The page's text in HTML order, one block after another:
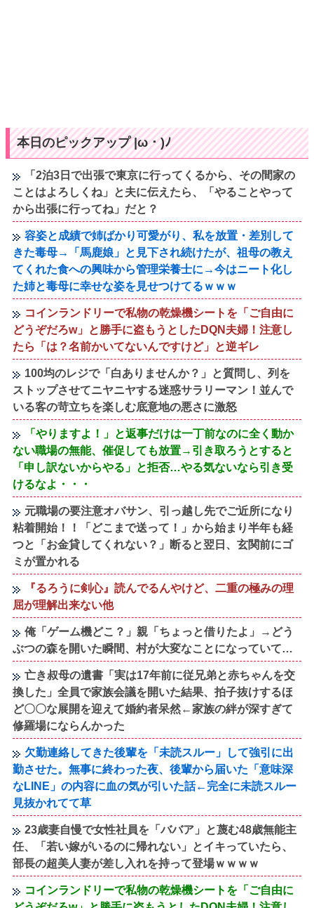
本日のピックアップ |ω・)ﾉ
「2泊3日で出張で東京に行ってくるから、その間家の
ことはよろしくね」と夫に伝えたら、「やることやって
から出張に行ってね」だと？
容姿と成績で姉ばかり可愛がり、私を放置・差別して
きた毒母→「馬鹿娘」と見下され続けたが、祖母の教え
てくれた食への興味から管理栄養士に→今はニート化し
た姉と毒母に幸せな姿を見せつけてるｗｗｗ
コインランドリーで私物の乾燥機シートを「ご自由に
どうぞだろw」と勝手に盗もうとしたDQN夫婦！注意し
たら「は？名前かいてないんですけど」と逆ギレ
100均のレジで「白ありませんか？」と質問し、列を
ストップさせてニヤニヤする迷惑サラリーマン！並んで
いる客の苛立ちを楽しむ底意地の悪さに激怒
「やりますよ！」と返事だけは一丁前なのに全く動か
ない職場の無能、催促しても放置→引き取ろうとすると
「申し訳ないからやる」と拒否…やる気ないなら引き受
けるなよ・・・
元職場の要注意オバサン、引っ越し先でご近所になり
粘着開始！！「どこまで送って！」から始まり半年も経
つと「お金貸してくれない？」断ると翌日、玄関前にゴ
ミが置かれる
『るろうに剣心』読んでるんやけど、二重の極みの理
屈が理解出来ない他
俺「ゲーム機どこ？」親「ちょっと借りたよ」→どう
ぶつの森を開いた瞬間、村が大変なことになっていて…
亡き叔母の遺書「実は17年前に従兄弟と赤ちゃんを交
換した」全員で家族会議を開いた結果、拍子抜けするほ
ど〇〇な展開を迎えて婚約者呆然←家族の絆が深すぎて
修羅場にならんかった
欠勤連絡してきた後輩を「未読スルー」して強引に出
勤させた。無事に終わった夜、後輩から届いた「意味深
なLINE」の内容に血の気が引いた話←完全に未読スルー
見抜かれてて草
23歳妻自慢で女性社員を「ババア」と蔑む48歳無能主
任、「若い嫁がいるのに帰れない」とイキっていたら、
部長の超美人妻が差し入れを持って登場ｗｗｗｗ
コインランドリーで私物の乾燥機シートを「ご自由に